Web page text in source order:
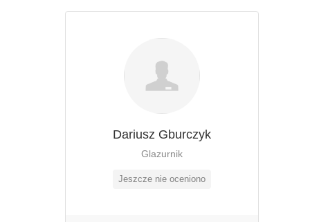
Dariusz Gburczyk
Glazurnik
Jeszcze nie oceniono